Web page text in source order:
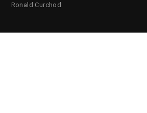
Ronald Curchod